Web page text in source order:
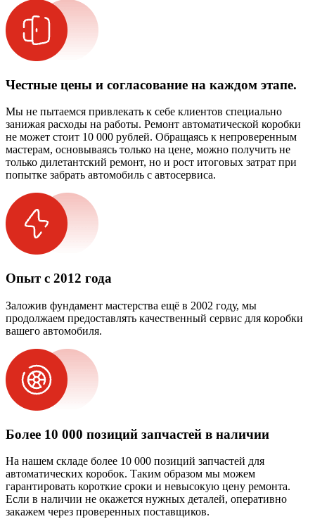
Честные цены и согласование на каждом этапе.
Мы не пытаемся привлекать к себе клиентов специально
занижая расходы на работы. Ремонт автоматической коробки
не может стоит 10 000 рублей. Обращаясь к непроверенным
мастерам, основываясь только на цене, можно получить не
только дилетантский ремонт, но и рост итоговых затрат при
попытке забрать автомобиль с автосервиса.
Опыт с 2012 года
Заложив фундамент мастерства ещё в 2002 году, мы
продолжаем предоставлять качественный сервис для коробки
вашего автомобиля.
Более 10 000 позиций запчастей в наличии
На нашем складе более 10 000 позиций запчастей для
автоматических коробок. Таким образом мы можем
гарантировать короткие сроки и невысокую цену ремонта.
Если в наличии не окажется нужных деталей, оперативно
закажем через проверенных поставщиков.